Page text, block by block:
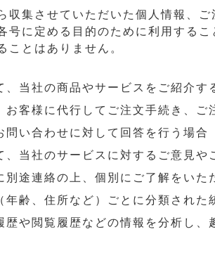
収集させていただいた個人情報、
号に定める目的のために利用する
ことはありません。
、当社の商品やサービスをご紹介す
お客様に代行してご注文手続き、
問い合わせに対して回答を行う場合
、当社のサービスに対するご意見や
別途連絡の上、個別にご了解をいた
年齢、住所など）ごとに分類された
歴や閲覧履歴などの情報を分析し